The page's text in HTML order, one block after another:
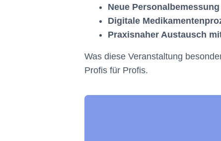
Neue
Digitale
Praxisnaher Austausch
Was diese Veranstaltung
Profis für Profis.